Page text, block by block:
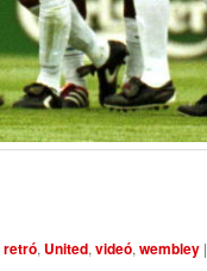
retró, United, videó, wembley |